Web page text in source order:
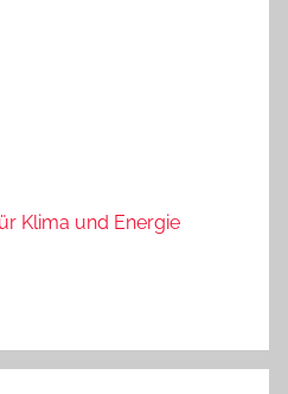
Klima und Energie